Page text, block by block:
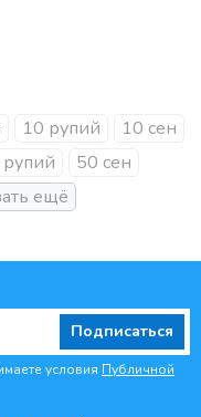
10 рупий
10 сен
50 сен
Подписаться
условия Публичной